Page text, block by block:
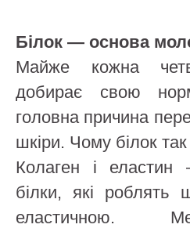
Білок — основа
Майже кожна
добирає свою
головна причина
шкіри. Чому білок
Колаген і
білки, які роблять
еластичною.